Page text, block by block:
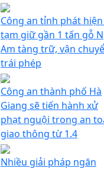
Công an tỉnh phát hiện
tạm giữ gần 1 tấn gỗ
Am tàng trữ, vận
trái phép
Công an thành phố Hà
Giang sẽ tiến hành xử
phạt nguội trong an
giao thông từ 1.4
Nhiều giải pháp ngăn